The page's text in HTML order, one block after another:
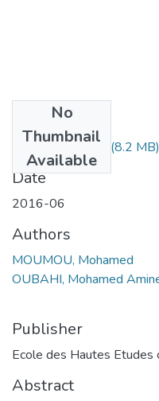
No
Thumbnail
Available
MS1.226-16.pdf (8.2 MB)
Date
2016-06
Authors
MOUMOU, Mohamed
OUBAHI, Mohamed
Publisher
Ecole des Hautes Etudes
Abstract